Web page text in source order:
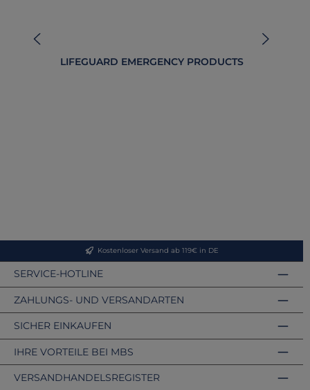
LIFEGUARD EMERGENCY PRODUCTS
Kostenloser Versand ab 119€ in DE
SERVICE-HOTLINE
ZAHLUNGS- UND VERSANDARTEN
VERSANDHANDELSREGISTER
SICHER EINKAUFEN
IHRE VORTEILE BEI MBS